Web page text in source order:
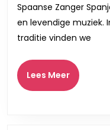
Spaanse Zanger
en levendige muziek.
traditie vinden we
Lees MeerLees
Meer